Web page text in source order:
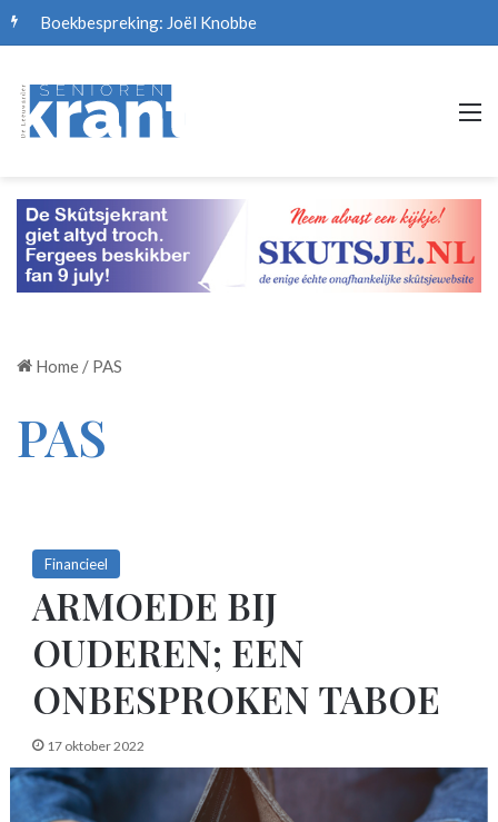
Boekbespreking: Joël Knobbe
Home / PAS
PAS
Financieel
ARMOEDE BIJ
OUDEREN; EEN
ONBESPROKEN TABOE
17 oktober 2022